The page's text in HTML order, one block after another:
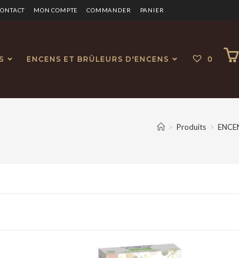
MON COMPTE COMMANDER PANIER
ENCENS ET BRÛLEURS D'ENCENS 0
> Produits >